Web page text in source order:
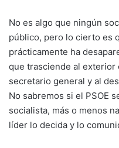
No es algo que ningún
público, pero lo cierto es
prácticamente ha
que trasciende al exterior
secretario general y al
No sabremos si el PSOE
socialista, más o menos
líder lo decida y lo